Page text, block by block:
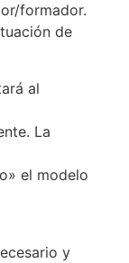
formador.
de
al
La
el modelo
y